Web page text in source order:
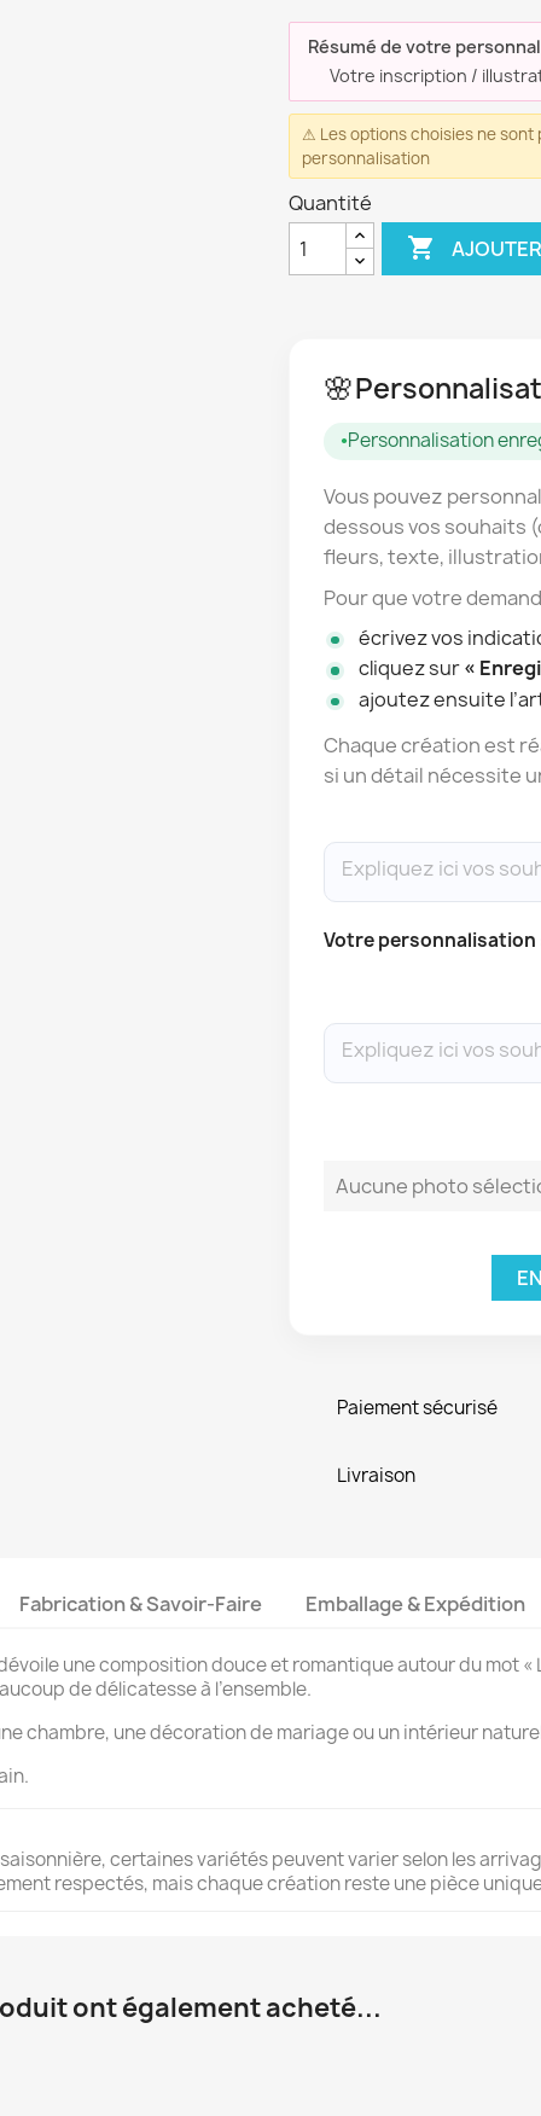
Résumé de votre
Votre inscription /
⚠ Les options choisies ne
personnalisation
Quantité

🌸
Personnalisation
Vous pouvez
dessous vos souhaits
fleurs, texte,
Pour que votre
écrivez vos
cliquez sur«
ajoutez ensuite
Chaque création est
si un détail nécessite
Votre personnalisation
Aucune photo
Paiement sécurisé
Livraison
Fabrication & Savoir-Faire Emballage & Expédition
une composition douce et romantique autour du mot «
de délicatesse à l’ensemble.
chambre, une décoration de mariage ou un intérieur
certaines variétés peuvent varier selon les
respectés, mais chaque création reste une pièce
ont également acheté...